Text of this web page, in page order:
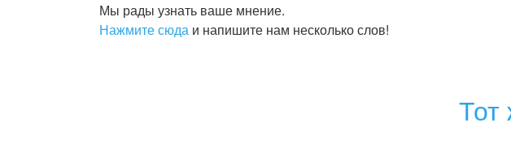
Мы рады узнать ваше мнение.
Нажмите сюда и напишите нам несколько слов!
Тот